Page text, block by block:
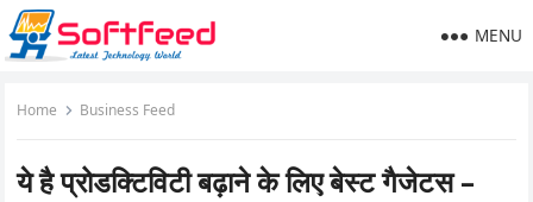
MENU
Home Business Feed
ये है प्रोडक्टिविटी बढ़ाने के लिए बेस्ट गैजेटस –